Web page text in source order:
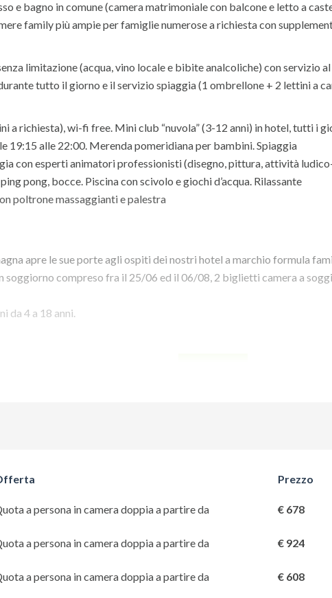
e bagno in comune (camera matrimoniale con balcone e letto a
family più ampie per famiglie numerose a richiesta con
limitazione (acqua, vino locale e bibite analcoliche) con servizio al
tutto il giorno e il servizio spiaggia (1 ombrellone + 2 lettini a
a richiesta), wi-fi free. Mini club “nuvola” (3-12 anni) in hotel, tutti i
19:15 alle 22:00. Merenda pomeridiana per bambini. Spiaggia
con esperti animatori professionisti (disegno, pittura, attività
pong, bocce. Piscina con scivolo e giochi d’acqua. Rilassante
poltrone massaggianti e palestra
apre le sue porte agli ospiti dei nostri hotel a marchio formula
compreso fra il 25/06 ed il 06/08, 2 biglietti camera a
da 4 a 18 anni.
Prezzo
a persona in camera doppia a partire da € 678
a persona in camera doppia a partire da € 924
a persona in camera doppia a partire da € 608